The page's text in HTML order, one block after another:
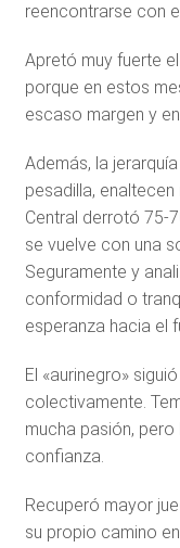
reencontrarse con
Apretó muy fuerte
porque en estos
escaso margen y
Además, la
pesadilla,
Central derrotó 75-
se vuelve con una
Seguramente y
conformidad o
esperanza hacia el
El «aurinegro»
colectivamente.
mucha pasión,
confianza.
Recuperó mayor
su propio camino